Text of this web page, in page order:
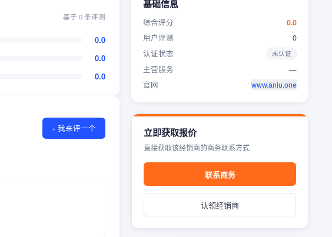
基于 0条评测
0.0
0.0
0.0
+ 我来评一个
基础信息
综合评分
0.0
用户评测
0
认证状态
未认证
主营服务
—
官网
www.aniu.one
立即获取报价
直接获取该经销商的商务联系方式
联系商务
认领经销商